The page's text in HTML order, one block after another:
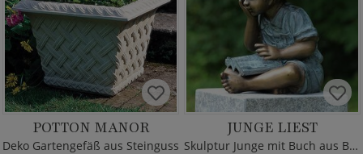
POTTON MANOR
Deko Gartengefäß aus Steinguss
JUNGE LIEST
Skulptur Junge mit Buch aus Bronze